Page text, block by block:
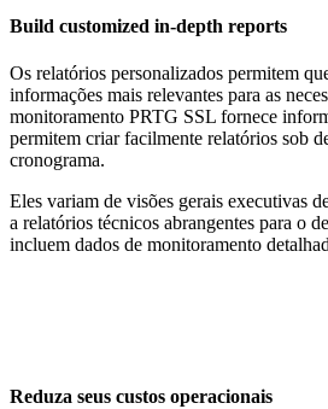
Build customized in-depth reports
Os relatórios personalizados permitem
informações mais relevantes para as
monitoramento PRTG SSL fornece
permitem criar facilmente relatórios sob
cronograma.
Eles variam de visões gerais executivas
a relatórios técnicos abrangentes para o
incluem dados de monitoramento
Reduza seus custos operacionais